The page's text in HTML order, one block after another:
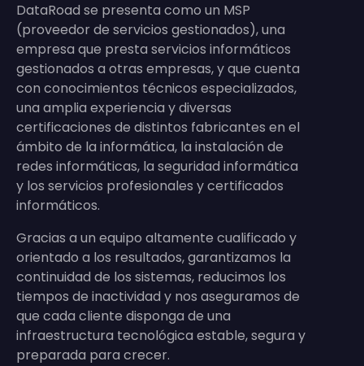
DataRoad se presenta como un MSP
(proveedor de servicios gestionados), una
empresa que presta servicios informáticos
gestionados a otras empresas, y que cuenta
con conocimientos técnicos especializados,
una amplia experiencia y diversas
certificaciones de distintos fabricantes en el
ámbito de la informática, la instalación de
redes informáticas, la seguridad informática
y los servicios profesionales y certificados
informáticos.
Gracias a un equipo altamente cualificado y
orientado a los resultados, garantizamos la
continuidad de los sistemas, reducimos los
tiempos de inactividad y nos aseguramos de
que cada cliente disponga de una
infraestructura tecnológica estable, segura y
preparada para crecer.